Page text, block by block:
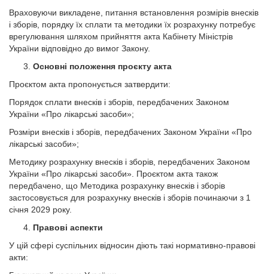
Враховуючи викладене, питання встановлення розмірів внесків
і зборів, порядку їх сплати та методики їх розрахунку потребує
врегулювання шляхом прийняття акта Кабінету Міністрів
України відповідно до вимог Закону.
Основні положення проєкту акта
Проєктом акта пропонується затвердити:
Порядок сплати внесків і зборів, передбачених Законом
України «Про лікарські засоби»;
Розміри внесків і зборів, передбачених Законом України «Про
лікарські засоби»;
Методику розрахунку внесків і зборів, передбачених Законом
України «Про лікарські засоби». Проєктом акта також
передбачено, що Методика розрахунку внесків і зборів
застосовується для розрахунку внесків і зборів починаючи з 1
січня 2029 року.
Правові аспекти
У цій сфері суспільних відносин діють такі нормативно-правові
акти: